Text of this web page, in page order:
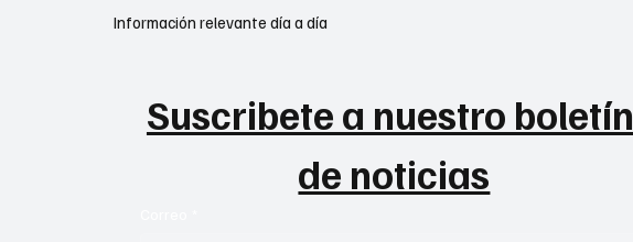
Suscribete a nuestro boletín
de noticias
Información relevante día a día